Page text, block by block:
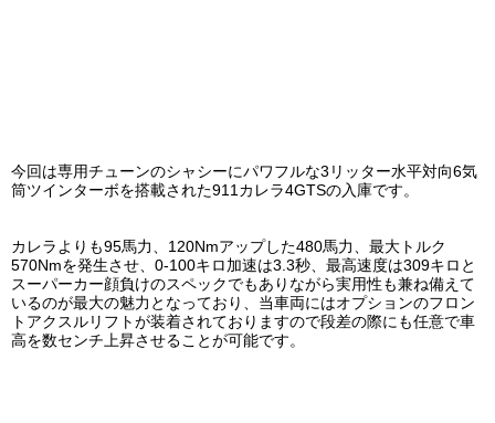
今回は専用チューンのシャシーにパワフルな3リッター水平対向6気
筒ツインターボを搭載された911カレラ4GTSの入庫です。
カレラよりも95馬力、120Nmアップした480馬力、最大トルク
570Nmを発生させ、0-100キロ加速は3.3秒、最高速度は309キロと
スーパーカー顔負けのスペックでもありながら実用性も兼ね備えて
いるのが最大の魅力となっており、当車両にはオプションのフロン
トアクスルリフトが装着されておりますので段差の際にも任意で車
高を数センチ上昇させることが可能です。